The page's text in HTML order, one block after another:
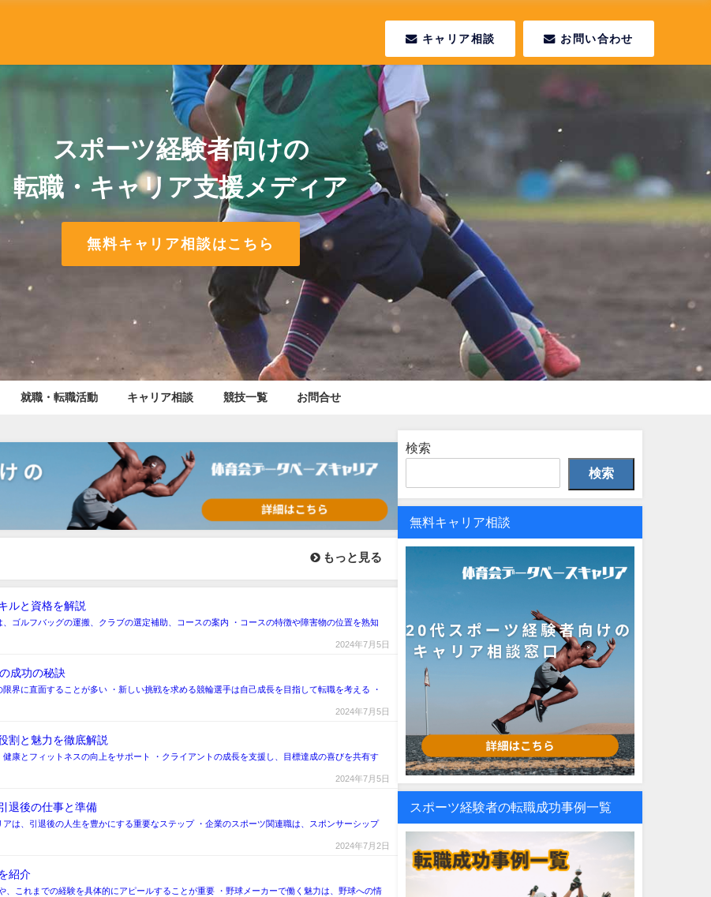
キャリア相談 お問い合わせ
スポーツ経験者向けの
転職・キャリア支援メディア
無料キャリア相談はこちら
就職・転職活動 キャリア相談 競技一覧 お問合せ
もっと見る
2024年7月5日
ルと資格を解説
ゴルフバッグの運搬、クラブの選定補助、コースの案内 ・コースの特徴や障害物の位置を熟知
2024年7月5日
成功の秘訣
界に直面することが多い ・新しい挑戦を求める競輪選手は自己成長を目指して転職を考える ・
2024年7月5日
割と魅力を徹底解説
康とフィットネスの向上をサポート ・クライアントの成長を支援し、目標達成の喜びを共有す
2024年7月2日
退後の仕事と準備
は、引退後の人生を豊かにする重要なステップ ・企業のスポーツ関連職は、スポンサーシップ
紹介
、これまでの経験を具体的にアピールすることが重要 ・野球メーカーで働く魅力は、野球への情
検索
検索
無料キャリア相談
スポーツ経験者の転職成功事例一覧